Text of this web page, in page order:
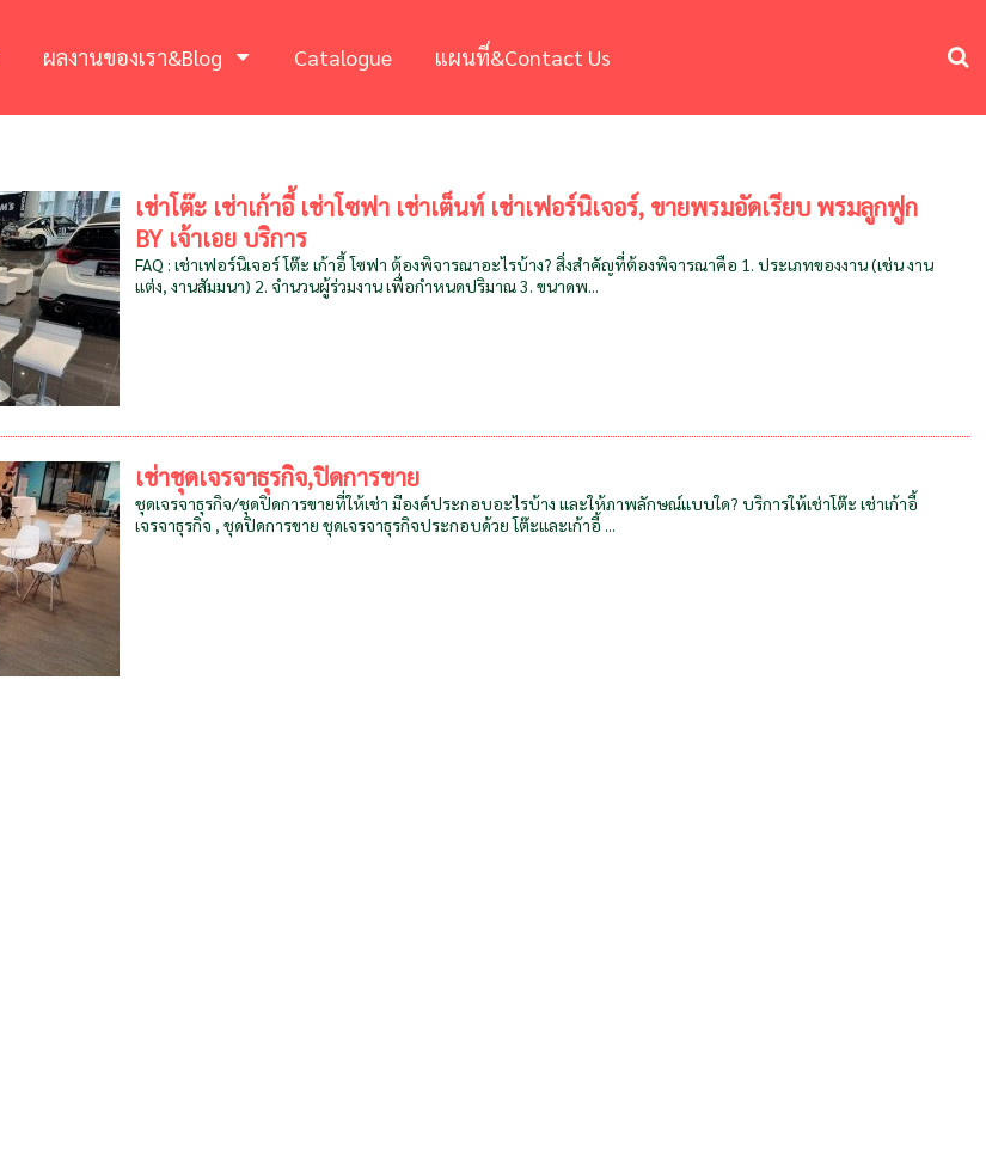
ผลงานของเรา&Blog Catalogue แผนที่&Contact Us
เช่าโต๊ะ เช่าเก้าอี้ เช่าโซฟา เช่าเต็นท์ เช่าเฟอร์นิเจอร์, ขายพรมอัดเรียบ พรมลูกฟูก
BY เจ้าเอย บริการ
FAQ : เช่าเฟอร์นิเจอร์ โต๊ะ เก้าอี้ โซฟา ต้องพิจารณาอะไรบ้าง? สิ่งสำคัญที่ต้องพิจารณาคือ 1. ประเภทของงาน (เช่น งาน
แต่ง, งานสัมมนา) 2. จำนวนผู้ร่วมงาน เพื่อกำหนดปริมาณ 3. ขนาดพ...
เช่าชุดเจรจาธุรกิจ,ปิดการขาย
ชุดเจรจาธุรกิจ/ชุดปิดการขายที่ให้เช่า มีองค์ประกอบอะไรบ้าง และให้ภาพลักษณ์แบบใด? บริการให้เช่าโต๊ะ เช่าเก้าอี้
เจรจาธุรกิจ , ชุดปิดการขาย ชุดเจรจาธุรกิจประกอบด้วย โต๊ะและเก้าอี้ ...